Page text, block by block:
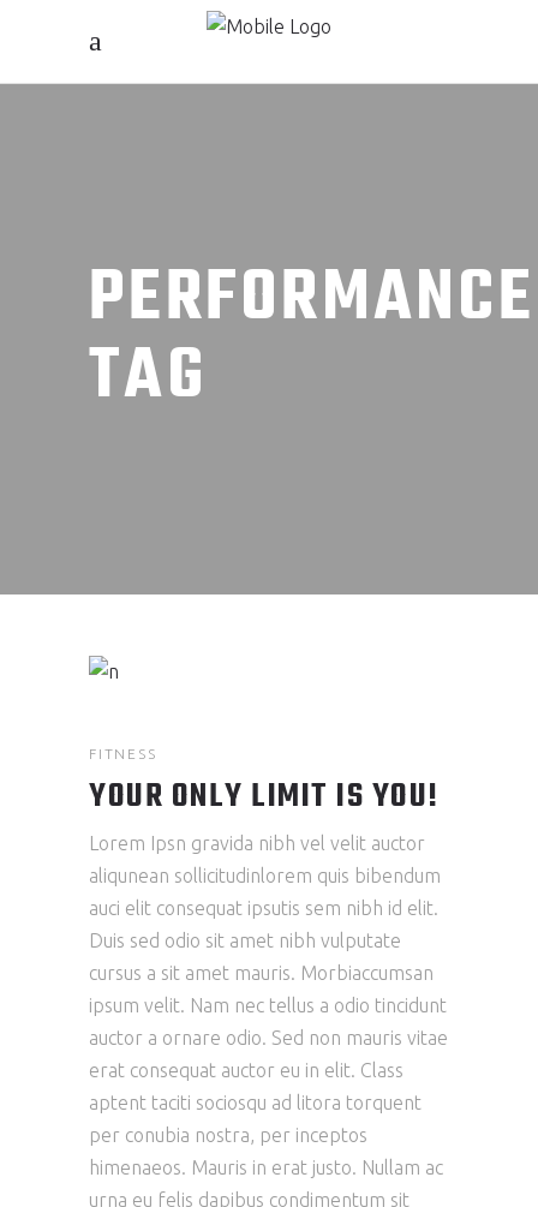
PERFORMANCE
TAG
FITNESS
YOUR ONLY LIMIT IS YOU!
Lorem Ipsn gravida nibh vel velit auctor
aliqunean sollicitudinlorem quis bibendum
auci elit consequat ipsutis sem nibh id elit.
Duis sed odio sit amet nibh vulputate
cursus a sit amet mauris. Morbiaccumsan
ipsum velit. Nam nec tellus a odio tincidunt
auctor a ornare odio. Sed non mauris vitae
erat consequat auctor eu in elit. Class
aptent taciti sociosqu ad litora torquent
per conubia nostra, per inceptos
himenaeos. Mauris in erat justo. Nullam ac
urna eu felis dapibus condimentum sit